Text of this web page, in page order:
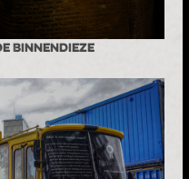
Binnendieze